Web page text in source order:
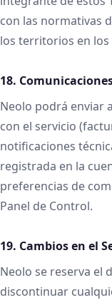
con las normativas
los territorios en los
18.
Neolo podrá enviar
con el servicio
notificaciones
registrada en la
preferencias de
Panel de Control.
19. Cambios en el
Neolo se reserva el
discontinuar